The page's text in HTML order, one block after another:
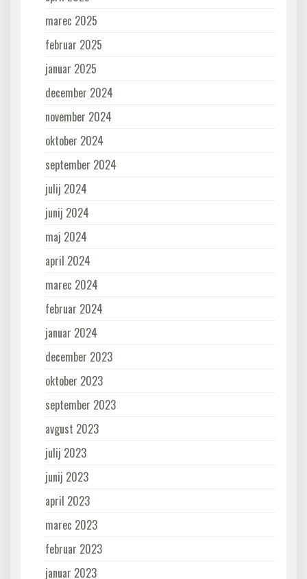
marec 2025
februar 2025
januar 2025
december 2024
november 2024
oktober 2024
september 2024
julij 2024
junij 2024
maj 2024
april 2024
marec 2024
februar 2024
januar 2024
december 2023
oktober 2023
september 2023
avgust 2023
julij 2023
junij 2023
april 2023
marec 2023
februar 2023
januar 2023